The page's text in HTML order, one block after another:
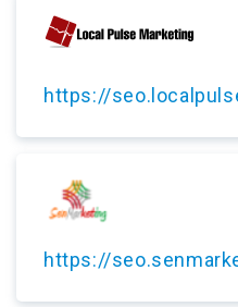
https://
https://